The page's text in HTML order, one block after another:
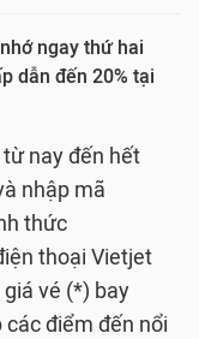
ngay thứ hai
dẫn đến 20% tại
nay đến hết
nhập mã
thức
thoại Vietjet
vé (*) bay
điểm đến nổi